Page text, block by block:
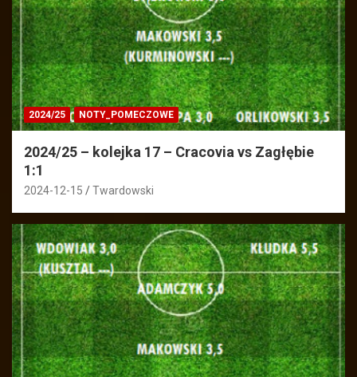
2024/25 NOTY_POMECZOWE
2024/25 – kolejka 17 – Cracovia vs Zagłębie
1:1
2024-12-15 Twardowski